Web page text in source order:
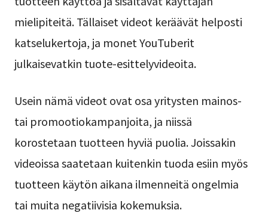
mielipiteitä. Tällaiset videot keräävät helposti
katselukertoja, ja monet YouTuberit
julkaisevatkin tuote-esittelyvideoita.
Usein nämä videot ovat osa yritysten mainos-
tai promootiokampanjoita, ja niissä
korostetaan tuotteen hyviä puolia. Joissakin
videoissa saatetaan kuitenkin tuoda esiin myös
tuotteen käytön aikana ilmenneitä ongelmia
tai muita negatiivisia kokemuksia.